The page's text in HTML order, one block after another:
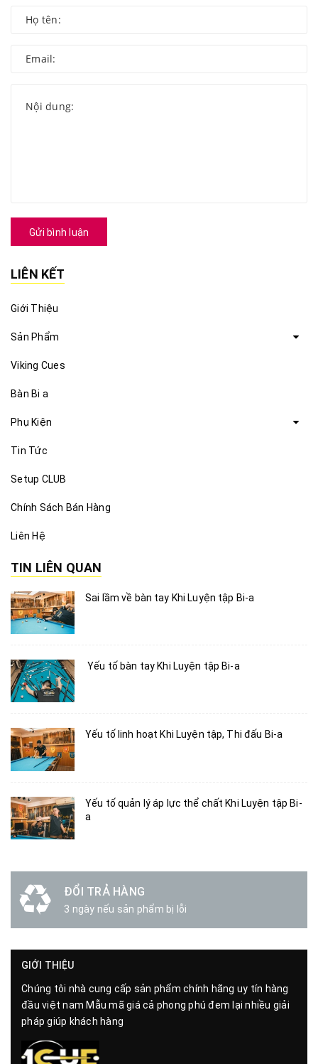
Gửi bình luận
LIÊN KẾT
Giới Thiệu
Sản Phẩm
Viking Cues
Bàn Bi a
Phụ Kiện
Tin Tức
Setup CLUB
Chính Sách Bán Hàng
Liên Hệ
TIN LIÊN QUAN
Sai lầm về bàn tay Khi Luyện tập Bi-a
Yếu tố bàn tay Khi Luyện tập Bi-a
Yếu tố linh hoạt Khi Luyện tập, Thi đấu Bi-a
Yếu tố quản lý áp lực thể chất Khi Luyện tập Bi-
a
ĐỔI TRẢ HÀNG
3 ngày nếu sản phẩm bị lỗi
GIỚI THIỆU
Chúng tôi nhà cung cấp sản phẩm chính hãng uy tín hàng
đầu việt nam Mẫu mã giá cả phong phú đem lại nhiều giải
pháp giúp khách hàng